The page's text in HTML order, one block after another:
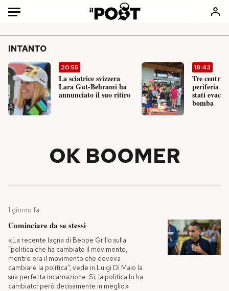
Auto
HOME
Italia
Mondo
Politica
Scienza
Moda
Libri
Consumismi
Media
PODCAST
NEWSLETTER
INTANTO
20:55
La sciatrice svizzera
Lara Gut-Behrami ha
annunciato il suo ritiro
18:43
Tre centri
periferia
stati
bomba
OK BOOMER
1 giorno fa
Cominciare da se stessi
«La recente lagna di Beppe Grillo sulla
“politica che ha cambiato il movimento,
mentre era il movimento che doveva
cambiare la politica”, vede in Luigi Di Maio la
sua perfetta incarnazione. Sì, la politica lo ha
cambiato: però decisamente in meglio»